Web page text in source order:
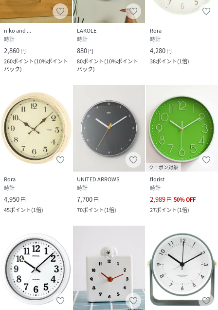
住まいの地区自治体の廃棄方法に従って廃棄してください。
◆電池は幼児の手の届かない場所で保管してください。
◆万一飲み込んだ場合は、ただちに医師と相談してくださ
い。
ーーー
計 ウォールクロック スクエアクロック シンプル リビ
ング ベッドルーム 書斎
ーーー
＜ご使用上の注意＞
◆分解・改造はしないでください。◆強い衝撃は与えないで
ください。◆以下のような場所でご使用および保管はしない
でください。・温度が０度以下、または40度以上になる場
所・暖房器具等の熱風が当たるところ・ほこりや塵が多いと
ころ・浴室等湿気が多い場所・直射日光など強い紫外線があ
たる場所・強い磁気のある場所・振動の激しい場所・工場、
台所等油分が多く発生する場所・温泉場や銭湯などガスの発
＜取扱い上の注意＞
◆故障かな？と思ったら下記の点をご確認ください。
【秒針または分針が動かない】
・電池は入っていますか。・電池がプラス（＋）、マイナス
（－）正しい向きでセットされていますか。
【時間が合わない】
niko and ...
時計
2,860円
260ポイント(10%ポイント
バック)
LAKOLE
時計
880円
80ポイント(10%ポイント
バック)
Rora
時計
4,280円
38ポイント(1倍)
Rora
時計
4,950円
45ポイント(1倍)
UNITED ARROWS
時計
7,700円
70ポイント(1倍)
クーポン対象
florist
時計
2,989円 50%OFF
27ポイント(1倍)